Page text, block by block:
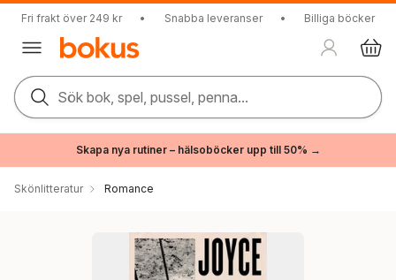
Fri frakt över 249 kr • Snabba leveranser • Billiga böcker
Sök bok, spel, pussel, penna...
Skapa nya rutiner – hälsoböcker upp till 50% →
Skönlitteratur Romance